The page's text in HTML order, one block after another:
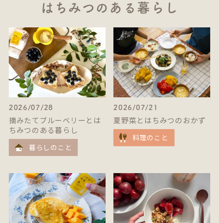
はちみつのある暮らし
2026/07/28
摘みたてブルーベリーとは
ちみつのある暮らし
暮らしのこと
2026/07/21
夏野菜とはちみつのおかず
料理のこと